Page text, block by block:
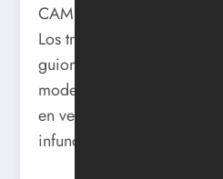
CAMERON +
Los tráilers no auguraban
guionista y Robert
moderno o de las
en versión original y,
infundadas.